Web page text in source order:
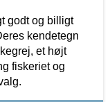
godt og billigt
kendetegn
et højt
fiskeriet og